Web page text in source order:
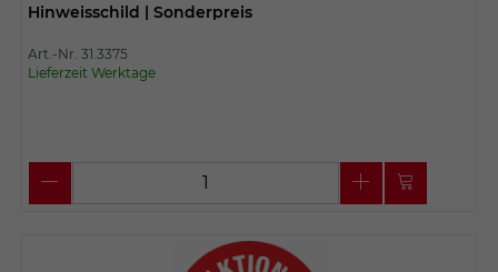
Hinweisschild | Sonderpreis
Art.-Nr. 31.3375
Lieferzeit Werktage